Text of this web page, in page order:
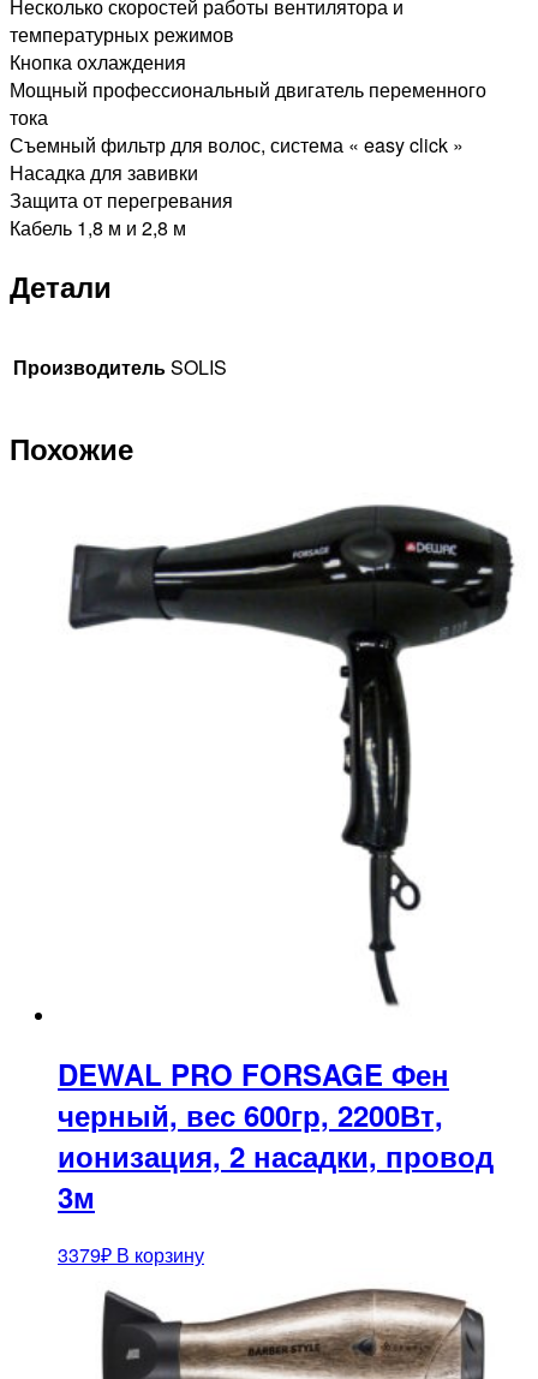
Несколько скоростей работы вентилятора и
температурных режимов
Кнопка охлаждения
Мощный профессиональный двигатель переменного
тока
Съемный фильтр для волос, система « easy click »
Насадка для завивки
Защита от перегревания
Кабель 1,8 м и 2,8 м
Детали
ПроизводительSOLIS
Похожие
DEWAL PRO FORSAGE Фен
черный, вес 600гр, 2200Вт,
ионизация, 2 насадки, провод
3м
3379₽ В корзину